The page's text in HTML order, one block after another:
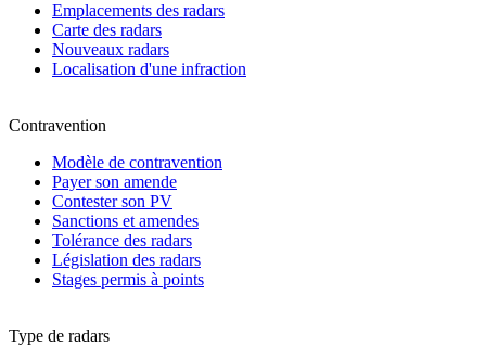
Emplacements des radars
Carte des radars
Nouveaux radars
Localisation d'une infraction
Contravention
Modèle de contravention
Payer son amende
Contester son PV
Sanctions et amendes
Tolérance des radars
Législation des radars
Stages permis à points
Type de radars